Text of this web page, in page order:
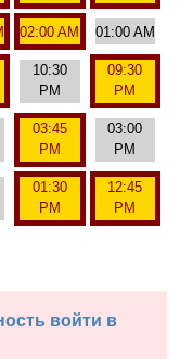
02:00 AM 01:00 AM
10:30
PM
09:30
PM
03:45
PM
03:00
PM
01:30
PM
12:45
PM
войти в